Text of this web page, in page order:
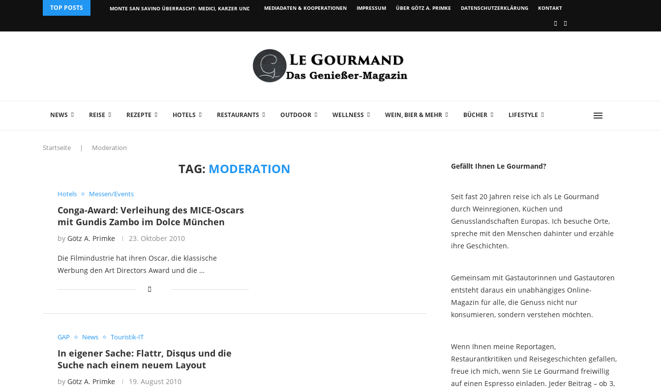
TOP POSTS MONTE SAN SAVINO ÜBERRASCHT: MEDICI, KARZER UND WEIN...MEDIADATEN & KOOPERATIONEN IMPRESSUM ÜBER GÖTZ A. PRIMKE DATENSCHUTZERKLÄRUNG KONTAKT
NEWS REISE REZEPTE HOTELS RESTAURANTS OUTDOOR WELLNESS WEIN, BIER & MEHR BÜCHER LIFESTYLE
Startseite | Moderation
TAG: MODERATION
Hotels Messen/Events
Conga-Award: Verleihung des MICE-Oscars
mit Gundis Zambo im Dolce München
by Götz A. Primke 23. Oktober 2010
Die Filmindustrie hat ihren Oscar, die klassische
Werbung den Art Directors Award und die …
GAP News Touristik-IT
In eigener Sache: Flattr, Disqus und die
Suche nach einem neuem Layout
by Götz A. Primke 19. August 2010
Gefällt Ihnen Le Gourmand?
Seit fast 20 Jahren reise ich als Le Gourmand
durch Weinregionen, Küchen und
Genusslandschaften Europas. Ich besuche Orte,
spreche mit den Menschen dahinter und erzähle
ihre Geschichten.
Gemeinsam mit Gastautorinnen und Gastautoren
entsteht daraus ein unabhängiges Online-
Magazin für alle, die Genuss nicht nur
konsumieren, sondern verstehen möchten.
Wenn Ihnen meine Reportagen,
Restaurantkritiken und Reisegeschichten gefallen,
freue ich mich, wenn Sie Le Gourmand freiwillig
auf einen Espresso einladen. Jeder Beitrag – ob 3,